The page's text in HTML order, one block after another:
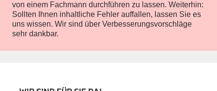
RIDE
Helm
Handschuhe
Jacken
von einem Fachmann durchführen zu lassen. Weiterhin:
Sollten Ihnen inhaltliche Fehler auffallen, lassen Sie es
uns wissen. Wir sind über Verbesserungsvorschläge
sehr dankbar.